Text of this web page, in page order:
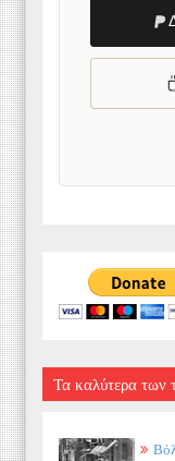
Τα καλύτερα των